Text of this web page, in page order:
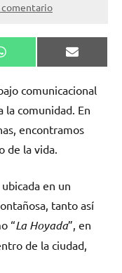
comentario
Compartir
en
WhatsApp
en
Email
comunicacional
la comunidad. En
encontramos
de la vida.
en un
tanto así
“La Hoyada”, en
de la ciudad,